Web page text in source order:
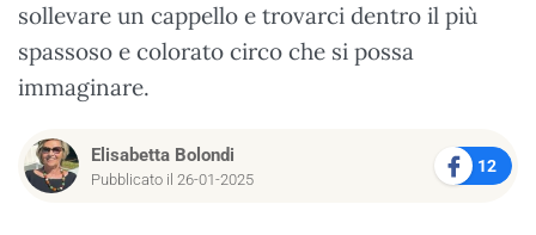
sollevare un cappello e trovarci dentro il più
spassoso e colorato circo che si possa
immaginare.
Elisabetta Bolondi
Pubblicato il 26-01-2025
12